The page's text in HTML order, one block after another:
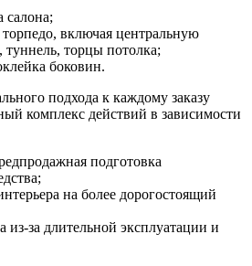
салона;
включая центральную
туннель, торцы потолка;
боковин.
подхода к каждому заказу
комплекс действий в зависимости
подготовка
на более дорогостоящий
из-за длительной эксплуатации и